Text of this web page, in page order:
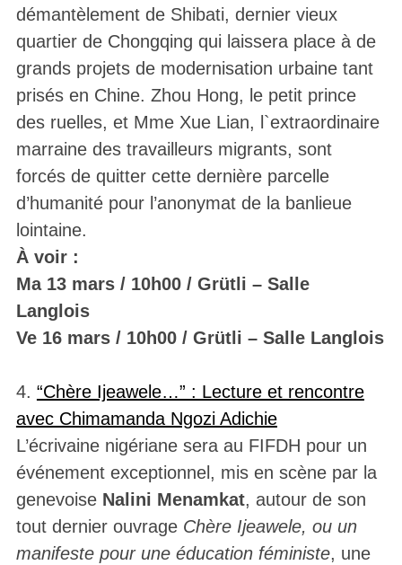
démantèlement de Shibati, dernier vieux
quartier de Chongqing qui laissera place à de
grands projets de modernisation urbaine tant
prisés en Chine. Zhou Hong, le petit prince
des ruelles, et Mme Xue Lian, l`extraordinaire
marraine des travailleurs migrants, sont
forcés de quitter cette dernière parcelle
d’humanité pour l’anonymat de la banlieue
lointaine.
À voir :
Ma 13 mars / 10h00 / Grütli – Salle
Langlois
Ve 16 mars / 10h00 / Grütli – Salle Langlois
4. “Chère Ijeawele…” : Lecture et rencontre
avec Chimamanda Ngozi Adichie
L’écrivaine nigériane sera au FIFDH pour un
événement exceptionnel, mis en scène par la
genevoise Nalini Menamkat, autour de son
tout dernier ouvrage Chère Ijeawele, ou un
manifeste pour une éducation féministe, une